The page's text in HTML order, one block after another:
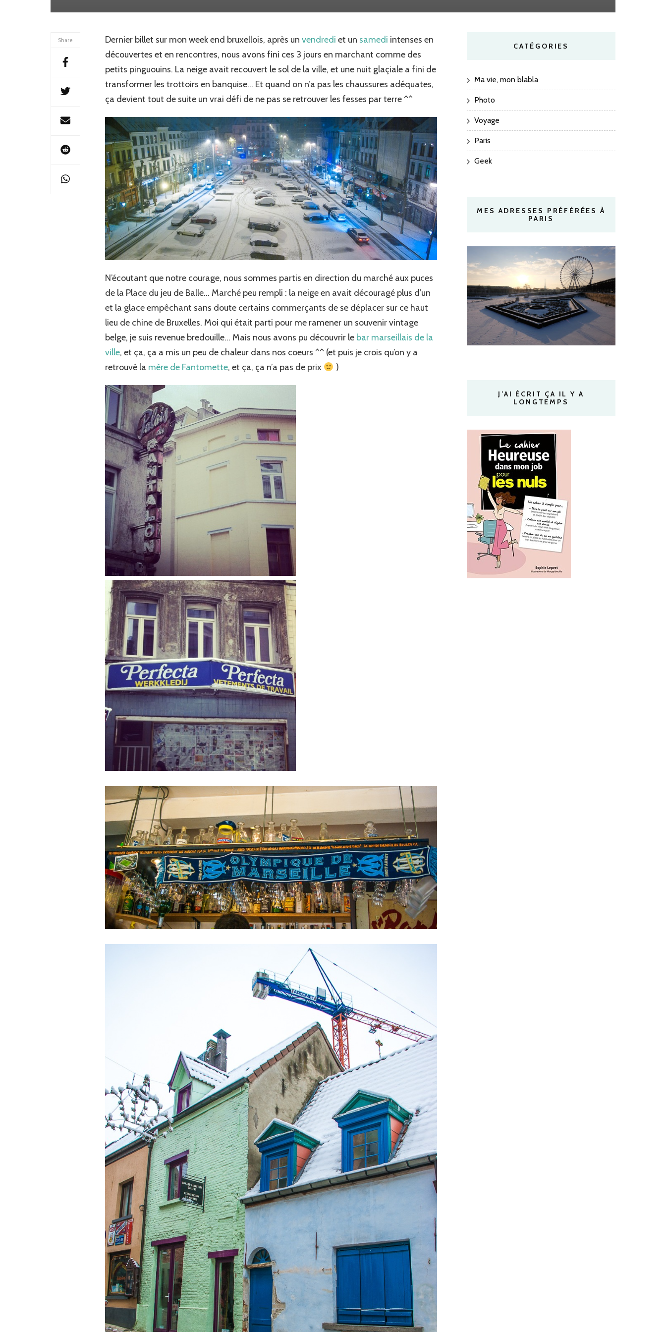
Share Dernier billet sur mon week end bruxellois, après un vendredi et un samedi intenses en
découvertes et en rencontres, nous avons fini ces 3 jours en marchant comme des
petits pinguouins. La neige avait recouvert le sol de la ville, et une nuit glaçiale a fini de
transformer les trottoirs en banquise… Et quand on n’a pas les chaussures adéquates,
ça devient tout de suite un vrai défi de ne pas se retrouver les fesses par terre ^^
N’écoutant que notre courage, nous sommes partis en direction du marché aux puces
de la Place du jeu de Balle… Marché peu rempli : la neige en avait découragé plus d’un
et la glace empêchant sans doute certains commerçants de se déplacer sur ce haut
lieu de chine de Bruxelles. Moi qui était parti pour me ramener un souvenir vintage
belge, je suis revenue bredouille… Mais nous avons pu découvrir le bar marseillais de la
ville, et ça, ça a mis un peu de chaleur dans nos coeurs ^^ (et puis je crois qu’on y a
retrouvé la mère de Fantomette, et ça, ça n’a pas de prix )
CATÉGORIES
Ma vie, mon blabla
Photo
Voyage
Paris
Geek
MES ADRESSES PRÉFÉRÉES À
PARIS
J’AI ÉCRIT ÇA IL Y A
LONGTEMPS